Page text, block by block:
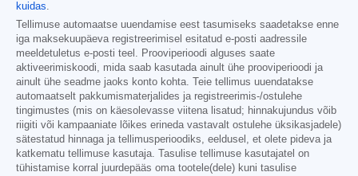
kuidas.
Tellimuse automaatse uuendamise eest tasumiseks saadetakse enne
iga maksekuupäeva registreerimisel esitatud e-posti aadressile
meeldetuletus e-posti teel. Prooviperioodi alguses saate
aktiveerimiskoodi, mida saab kasutada ainult ühe prooviperioodi ja
ainult ühe seadme jaoks konto kohta. Teie tellimus uuendatakse
automaatselt pakkumismaterjalides ja registreerimis-/ostulehe
tingimustes (mis on käesolevasse viitena lisatud; hinnakujundus võib
riigiti või kampaaniate lõikes erineda vastavalt ostulehe üksikasjadele)
sätestatud hinnaga ja tellimusperioodiks, eeldusel, et olete pideva ja
katkematu tellimuse kasutaja. Tasulise tellimuse kasutajatel on
tühistamise korral juurdepääs oma tootele(dele) kuni tasulise